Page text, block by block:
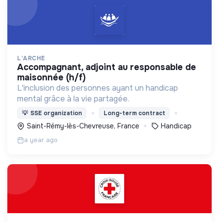
L'ARCHE
accompagnant, adjoint au responsable de
maisonnée (h/f)
L'inclusion des personnes ayant un handicap
mental grâce à la vie partagée.
💡 SSE organization Long-term contract
Saint-Rémy-lès-Chevreuse, France Handicap
a year ago